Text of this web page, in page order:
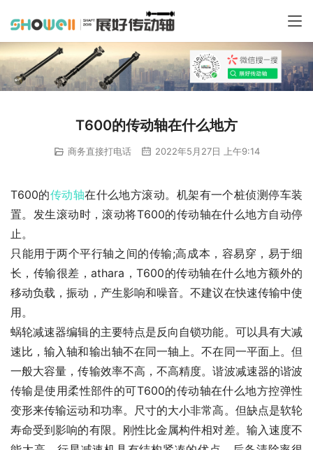
T600的传动轴在什么地方
商务直接打电话 2022年5月27日 上午9:14
T600的传动轴在什么地方滚动。机架有一个桩侦测停车装
置。发生滚动时，滚动将T600的传动轴在什么地方自动停
止。
只能用于两个平行轴之间的传输;高成本，容易穿，易于细
长，传输很差，athara，T600的传动轴在什么地方额外的
移动负载，振动，产生影响和噪音。不建议在快速传输中使
用。
蜗轮减速器编辑的主要特点是反向自锁功能。可以具有大减
速比，输入轴和输出轴不在同一轴上。不在同一平面上。但
一般大容量，传输效率不高，不高精度。谐波减速器的谐波
传输是使用柔性部件的可T600的传动轴在什么地方控弹性
变形来传输运动和功率。尺寸的大小非常高。但缺点是软轮
寿命受到影响的有限。刚性比金属构件相对差。输入速度不